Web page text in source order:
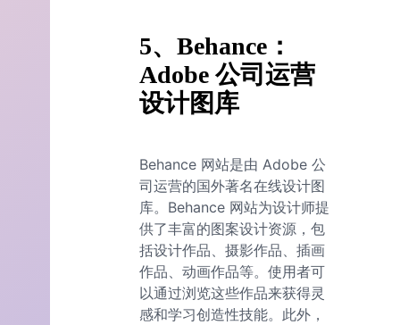
5、Behance：
Adobe 公司运营
设计图库
Behance 网站是由 Adobe 公
司运营的国外著名在线设计图
库。Behance 网站为设计师提
供了丰富的图案设计资源，包
括设计作品、摄影作品、插画
作品、动画作品等。使用者可
以通过浏览这些作品来获得灵
感和学习创造性技能。此外，